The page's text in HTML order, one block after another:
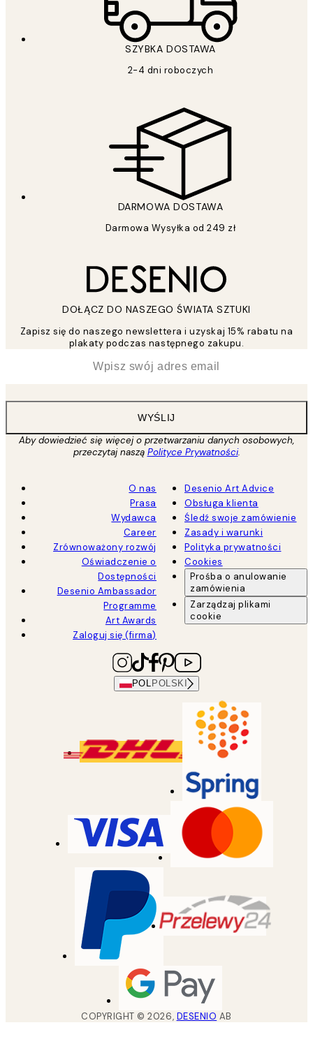
SZYBKA DOSTAWA
2-4 dni roboczych
DARMOWA DOSTAWA
Darmowa Wysyłka od 249 zł
DOŁĄCZ DO NASZEGO ŚWIATA SZTUKI
Zapisz się do naszego newslettera i uzyskaj 15% rabatu na
plakaty podczas następnego zakupu.
WYŚLIJ
Aby dowiedzieć się więcej o przetwarzaniu danych osobowych,
przeczytaj naszą Polityce Prywatności.
O nas
Prasa
Wydawca
Career
Zrównoważony rozwój
Oświadczenie o
Dostępności
Desenio Ambassador
Programme
Art Awards
Zaloguj się (firma)
Desenio Art Advice
Obsługa klienta
Śledź swoje zamówienie
Zasady i warunki
Polityka prywatności
Cookies
Prośba o anulowanie
zamówienia
Zarządzaj plikami
cookie
POL POLSKI
COPYRIGHT ©2026, DESENIO AB